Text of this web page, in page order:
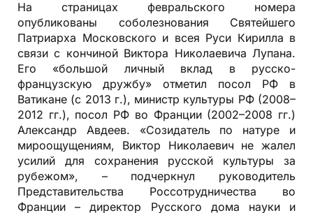
На страницах февральского номера
опубликованы соболезнования Святейшего
Патриарха Московского и всея Руси Кирилла в
связи с кончиной Виктора Николаевича Лупана.
Его «большой личный вклад в русско-
французскую дружбу» отметил посол РФ в
Ватикане (с 2013 г.), министр культуры РФ (2008–
2012 гг.), посол РФ во Франции (2002–2008 гг.)
Александр Авдеев. «Созидатель по натуре и
мироощущениям, Виктор Николаевич не жалел
усилий для сохранения русской культуры за
рубежом», – подчеркнул руководитель
Представительства Россотрудничества во
Франции – директор Русского дома науки и